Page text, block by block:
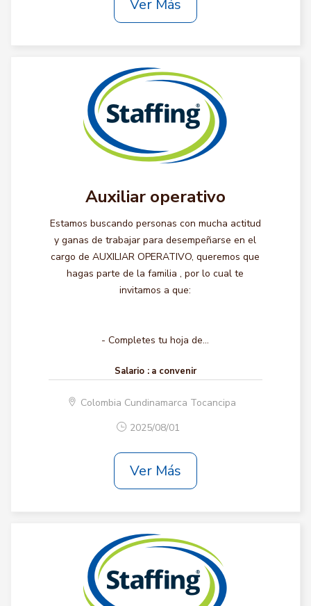
Ver Más
Auxiliar operativo
Estamos buscando personas con mucha actitud
y ganas de trabajar para desempeñarse en el
cargo de AUXILIAR OPERATIVO, queremos que
hagas parte de la familia , por lo cual te
invitamos a que:
- Completes tu hoja de...
Salario : a convenir
Colombia Cundinamarca Tocancipa
2025/08/01
Ver Más